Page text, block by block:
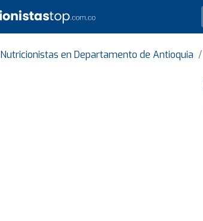
Nutricionistas en Departamento de Antioquia